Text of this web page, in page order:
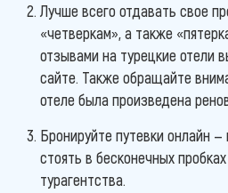
Лучше всего отдавать свое
«четверкам», а также
отзывами на турецкие отели
сайте. Также обращайте
отеле была произведена
Бронируйте путевки онлайн
стоять в бесконечных
турагентства.